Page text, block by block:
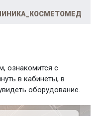
ознакомится с
в кабинеты, в
оборудование.